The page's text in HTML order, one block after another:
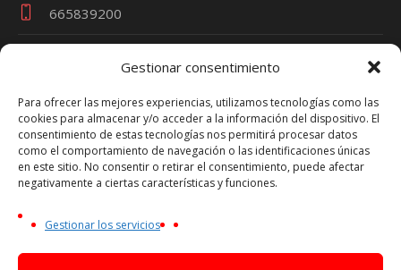
Gestionar consentimiento
Para ofrecer las mejores experiencias, utilizamos tecnologías como las
cookies para almacenar y/o acceder a la información del dispositivo. El
consentimiento de estas tecnologías nos permitirá procesar datos
como el comportamiento de navegación o las identificaciones únicas
en este sitio. No consentir o retirar el consentimiento, puede afectar
negativamente a ciertas características y funciones.
Gestionar los servicios
665839200
Términos y Condiciones
Política de Privacidad
Política de Cookies
Aviso Legal
PARTY - Nº Licencia Turística CV-m1692A
NIF Persona Física - 44753270P